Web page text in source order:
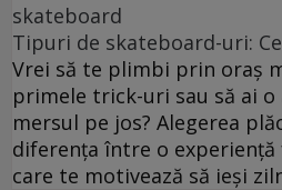
skateboard
Tipuri de skateboard-uri:
Vrei să te plimbi prin oraș
primele trick-uri sau să ai
mersul pe jos? Alegerea
diferența între o
care te motivează să ieși